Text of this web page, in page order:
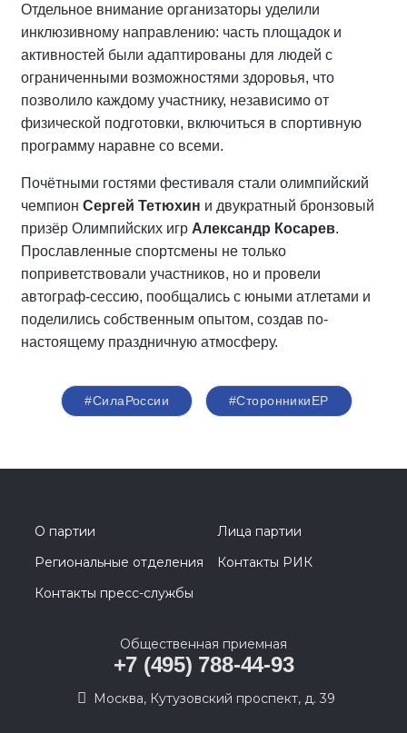
Отдельное внимание организаторы уделили
инклюзивному направлению: часть площадок и
активностей были адаптированы для людей с
ограниченными возможностями здоровья, что
позволило каждому участнику, независимо от
физической подготовки, включиться в спортивную
программу наравне со всеми.
Почётными гостями фестиваля стали олимпийский
чемпион Сергей Тетюхин и двукратный бронзовый
призёр Олимпийских игр Александр Косарев.
Прославленные спортсмены не только
поприветствовали участников, но и провели
автограф-сессию, пообщались с юными атлетами и
поделились собственным опытом, создав по-
настоящему праздничную атмосферу.
#СилаРоссии #СторонникиЕР
О партии
Лица партии
Региональные отделения
Контакты РИК
Контакты пресс-службы
Общественная приемная
+7 (495) 788-44-93
Москва, Кутузовский проспект, д. 39